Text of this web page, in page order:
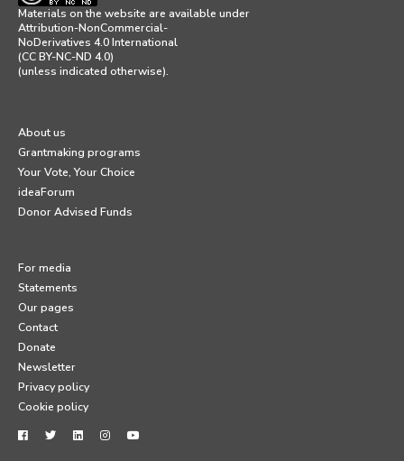
Materials on the website are available under
Attribution-NonCommercial-
NoDerivatives 4.0 International
(CC BY-NC-ND 4.0)
(unless indicated otherwise).
About us
Grantmaking programs
Your Vote, Your Choice
ideaForum
Donor Advised Funds
For media
Statements
Our pages
Contact
Donate
Newsletter
Privacy policy
Cookie policy